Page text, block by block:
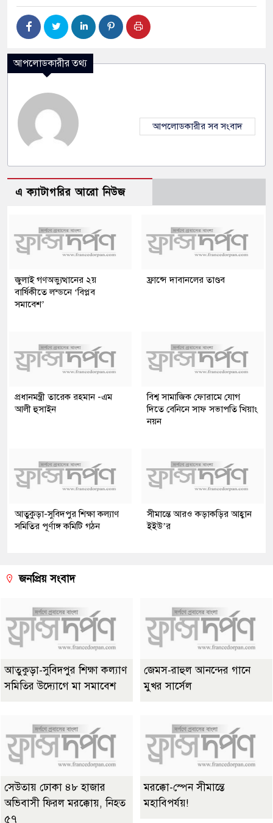
আপলোডকারীর তথ্য
আপলোডকারীর সব সংবাদ
এ ক্যাটাগরির আরো নিউজ
জুলাই গণঅভ্যুত্থানের ২য়
বার্ষিকীতে লন্ডনে ‘বিপ্লব
সমাবেশ’
ফ্রান্সে দাবানলের তাণ্ডব
প্রধানমন্ত্রী তারেক রহমান -এম
আলী হুসাইন
বিশ্ব সামাজিক ফোরামে যোগ
দিতে বেনিনে সাফ সভাপতি খিয়াং
নয়ন
আতুকুড়া-সুবিদপুর শিক্ষা কল্যাণ
সমিতির পূর্ণাঙ্গ কমিটি গঠন
সীমান্তে আরও কড়াকড়ির আহ্বান
ইইউ’র
জনপ্রিয় সংবাদ
আতুকুড়া-সুবিদপুর শিক্ষা কল্যাণ
সমিতির উদ্যোগে মা সমাবেশ
জেমস-রাহুল আনন্দের গানে
মুখর সার্সেল
সেউতায় ঢোকা ৪৮ হাজার
অভিবাসী ফিরল মরক্কোয়, নিহত
৫৭
মরক্কো-স্পেন সীমান্তে
মহাবিপর্যয়!